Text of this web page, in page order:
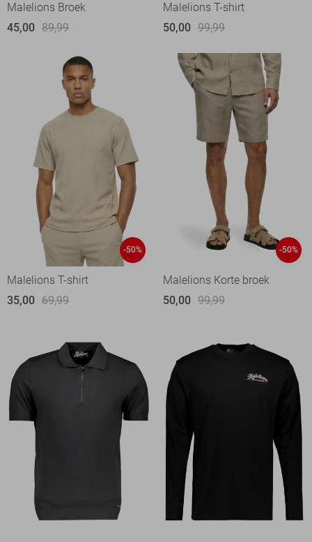
Malelions Broek
45,00 89,99
Malelions T-shirt
50,00 99,99
-50%
Malelions T-shirt
35,00 69,99
-50%
Malelions Korte broek
50,00 99,99